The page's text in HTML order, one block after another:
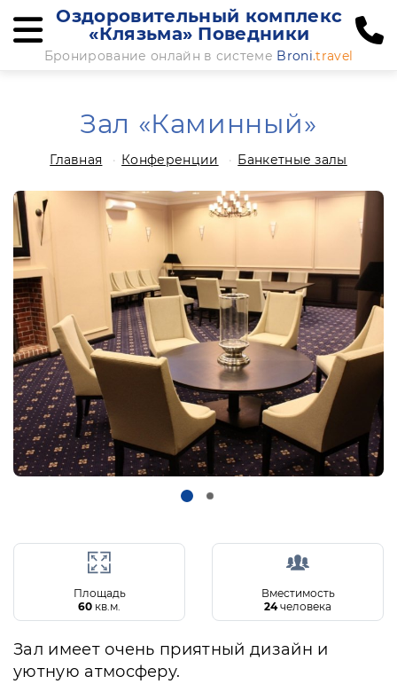
Оздоровительный комплекс
«Клязьма» Поведники
Бронирование онлайн в системе Broni.travel
Зал «Каминный»
Главная Конференции Банкетные залы
Площадь
60 кв.м.
Вместимость
24человека
Зал имеет очень приятный дизайн и
уютную атмосферу.